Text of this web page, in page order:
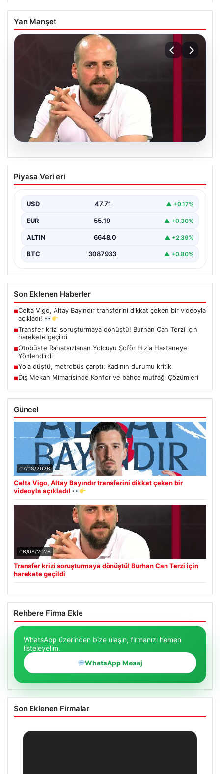
Yan Manşet
06.08.2026
Transfer krizi soruşturmaya dönüştü!
Burhan Can Terzi için harekete geçildi
Piyasa Verileri
USD 47.71 ▲ +0.17%
EUR 55.19 ▲ +0.30%
ALTIN 6648.0 ▲ +2.39%
BTC 3087933 ▲ +0.80%
Son Eklenen Haberler
■Celta Vigo, Altay Bayındır transferini dikkat çeken bir videoyla
açıkladı!
■Transfer krizi soruşturmaya dönüştü! Burhan Can Terzi için
harekete geçildi
■Otobüste Rahatsızlanan Yolcuyu Şoför Hızla Hastaneye
Yönlendirdi
■Yola düştü, metrobüs çarptı: Kadının durumu kritik
■Dış Mekan Mimarisinde Konfor ve bahçe mutfağı Çözümleri
Güncel
07/08/2026
Celta Vigo, Altay Bayındır transferini dikkat çeken bir
videoyla açıkladı!
06/08/2026
Transfer krizi soruşturmaya dönüştü! Burhan Can Terzi için
harekete geçildi
Rehbere Firma Ekle
WhatsApp üzerinden bize ulaşın, firmanızı hemen
listeleyelim.
WhatsApp Mesaj
Son Eklenen Firmalar